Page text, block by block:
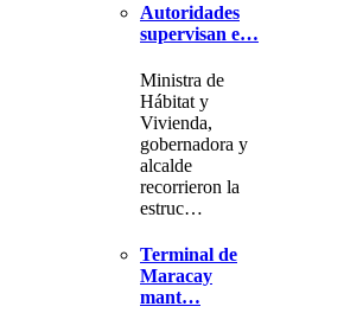
Autoridades
supervisan e…
Ministra de
Hábitat y
Vivienda,
gobernadora y
alcalde
recorrieron la
estruc…
Terminal de
Maracay
mant…